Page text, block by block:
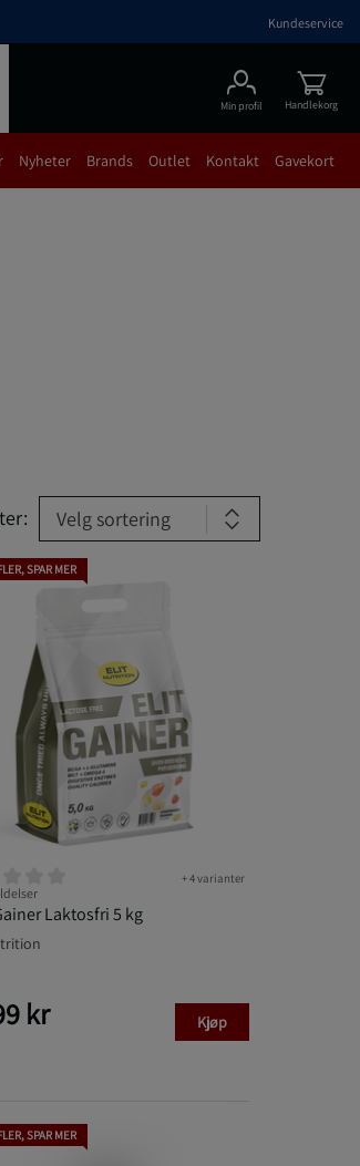
Kundeservice
Min profil Handlekorg
Nyheter Brands Outlet Kontakt Gavekort
Velg sortering
SPAR MER
Laktosfri 5 kg
+ 4 varianter
kr Kjøp
SPAR MER